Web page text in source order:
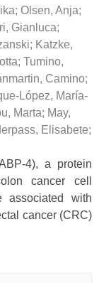
; Olsen, Anja;
Gianluca;
; Katzke,
; Tumino,
Camino;
López, María-
Marta; May,
Elisabete;
4), a protein
cancer cell
associated with
cancer (CRC)